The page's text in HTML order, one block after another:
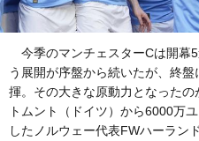
今季のマンチェスターCは開幕
う展開が序盤から続いたが、終
揮。その大きな原動力となった
トムント（ドイツ）から6000万
したノルウェー代表FWハーラン